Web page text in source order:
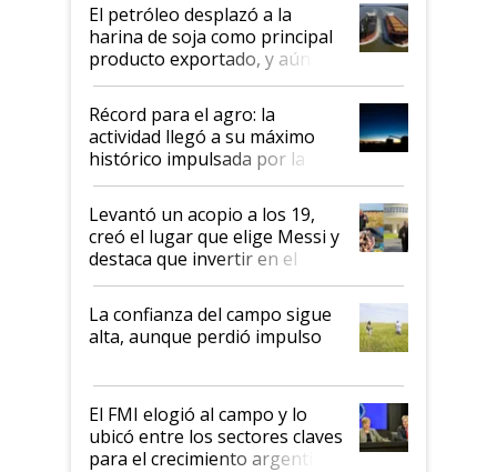
El petróleo desplazó a la
harina de soja como principal
producto exportado, y aún así
el agro aportó casi seis de cada
diez dólares y sostuvo el
liderazgo en un semestre
récord
Récord para el agro: la
actividad llegó a su máximo
histórico impulsada por la
cosecha y las exportaciones
Levantó un acopio a los 19,
creó el lugar que elige Messi y
destaca que invertir en el
kirchnerismo era como "darle
plata a un hijo para droga":
Juan Félix Rossetti, el libertario
que de una dura crisis salió
de Milei
La confianza del campo sigue
alta, aunque perdió impulso
El FMI elogió al campo y lo
ubicó entre los sectores claves
para el crecimiento argentino